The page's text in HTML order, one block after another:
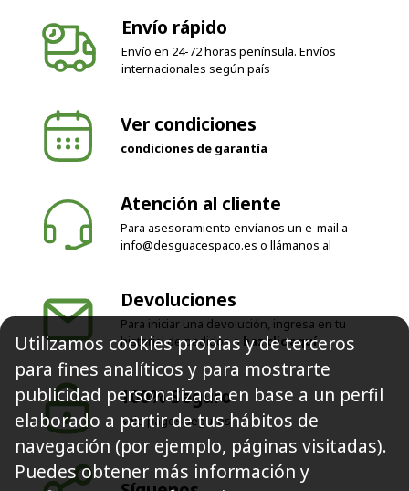
Envío rápido
Envío en 24-72 horas península. Envíos
internacionales según país
Ver condiciones
condiciones de garantía
Atención al cliente
Para asesoramiento envíanos un e-mail a
info@desguacespaco.es o llámanos al
Devoluciones
Para iniciar una devolución, ingresa en tu
historial de pedidos o haz clic aquí
100% Seguro
Solo pagos seguros
Utilizamos cookies propias y de terceros
para fines analíticos y para mostrarte
publicidad personalizada en base a un perfil
elaborado a partir de tus hábitos de
navegación (por ejemplo, páginas visitadas).
Puedes obtener más información y